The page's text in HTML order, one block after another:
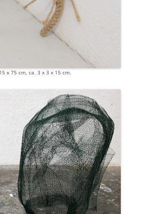
x 75 cm, ca. 3 x 3 x 15 cm.